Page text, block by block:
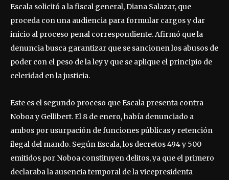
Escala solicitó a la fiscal general, Diana Salazar, que
proceda con una audiencia para formular cargos y dar
inicio al proceso penal correspondiente. Afirmó que la
denuncia busca garantizar que se sancionen los abusos de
poder con el peso de la ley y que se aplique el principio de
celeridad en la justicia.
Este es el segundo proceso que Escala presenta contra
Noboa y Gellibert. El 8 de enero, había denunciado a
ambos por usurpación de funciones públicas y retención
ilegal del mando. Según Escala, los decretos 494 y 500
emitidos por Noboa constituyen delitos, ya que el primero
declaraba la ausencia temporal de la vicepresidenta